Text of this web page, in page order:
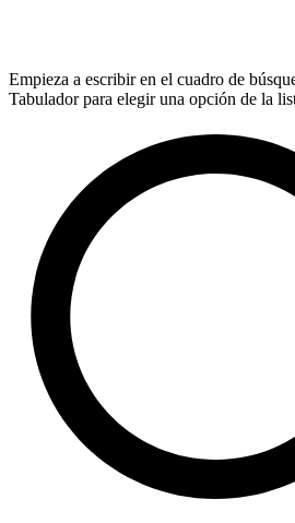
Empieza a escribir en el cuadro de
Tabulador para elegir una opción de la